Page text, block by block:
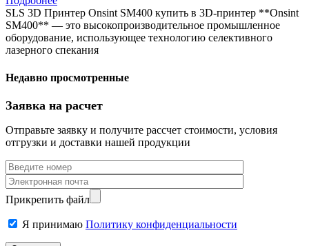
SLS 3D Принтер Onsint SM400 купить в 3D-принтер **Onsint
SM400** — это высокопроизводительное промышленное
оборудование, использующее технологию селективного
лазерного спекания
Недавно просмотренные
Заявка на расчет
Отправьте заявку и получите рассчет стоимости, условия
отгрузки и доставки нашей продукции
Прикрепить файл
Я принимаю Политику конфиденциальности